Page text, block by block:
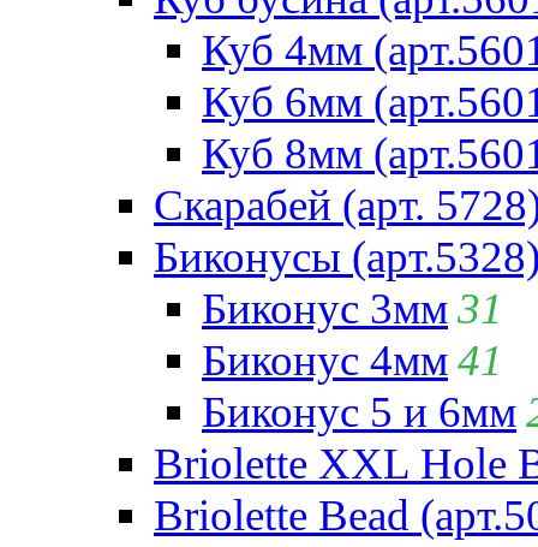
Куб 4мм
Куб 6мм
Куб 8мм
Скарабей (арт.
Биконусы
Биконус 3мм31
Биконус 4мм41
Биконус 5 и 6мм
Briolette XXL Hole
Briolette Bead